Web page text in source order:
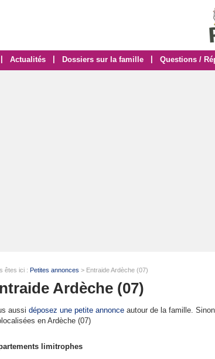
Actualités Dossiers sur la famille Questions /
êtes ici : Petites annonces > Entraide Ardèche (07)
Ardèche (07)
aussi déposez une petite annonce autour de la famille.
en Ardèche (07)
limitrophes